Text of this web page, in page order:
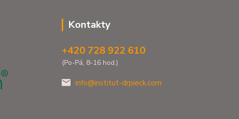
Kontakty
+420 728 922 610
(Po-Pá, 8-16 hod.)
info@institut-drpieck.com